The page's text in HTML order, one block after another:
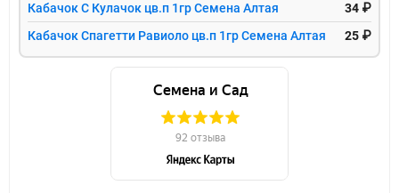
Кабачок С Кулачок цв.п 1гр Семена Алтая
34 ₽
Кабачок Спагетти Равиоло цв.п 1гр Семена Алтая
25 ₽